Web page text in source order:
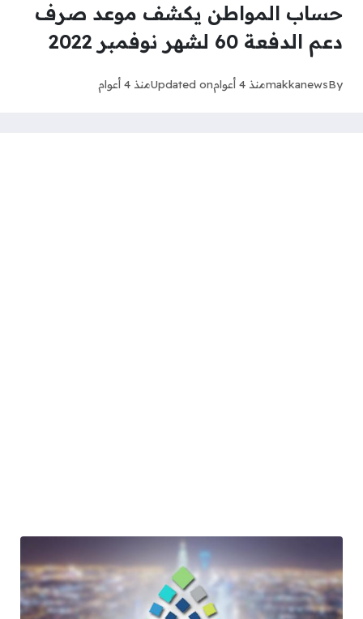
حساب المواطن يكشف موعد صرف
دعم الدفعة 60 لشهر نوفمبر 2022
By
makkanewsمنذ 4 أعوام Updated onمنذ 4 أعوام